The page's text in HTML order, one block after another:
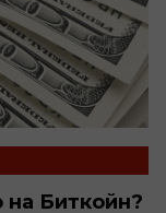
Биткойн?